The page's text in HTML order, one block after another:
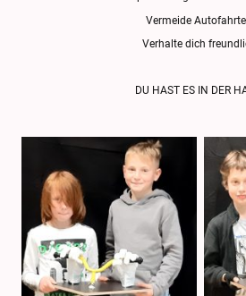
Vermeide
Verhalte dich
DU HAST ES IN DER